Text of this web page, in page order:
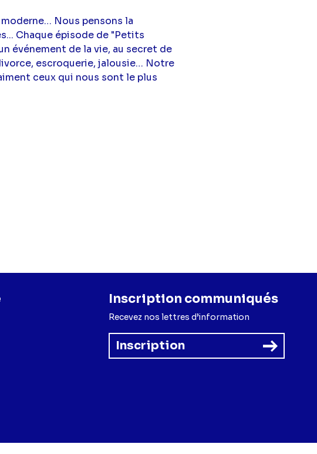
Nous pensons la
Chaque épisode de "Petits
événement de la vie, au secret de
escroquerie, jalousie… Notre
ceux qui nous sont le plus
Inscription communiqués
Recevez nos lettres d’information
Inscription